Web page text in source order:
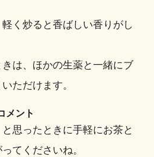
く炒ると香ばしい香りがし
は、ほかの生薬と一緒にブ
ただけます。
メント
思ったときに手軽にお茶と
てくださいね。